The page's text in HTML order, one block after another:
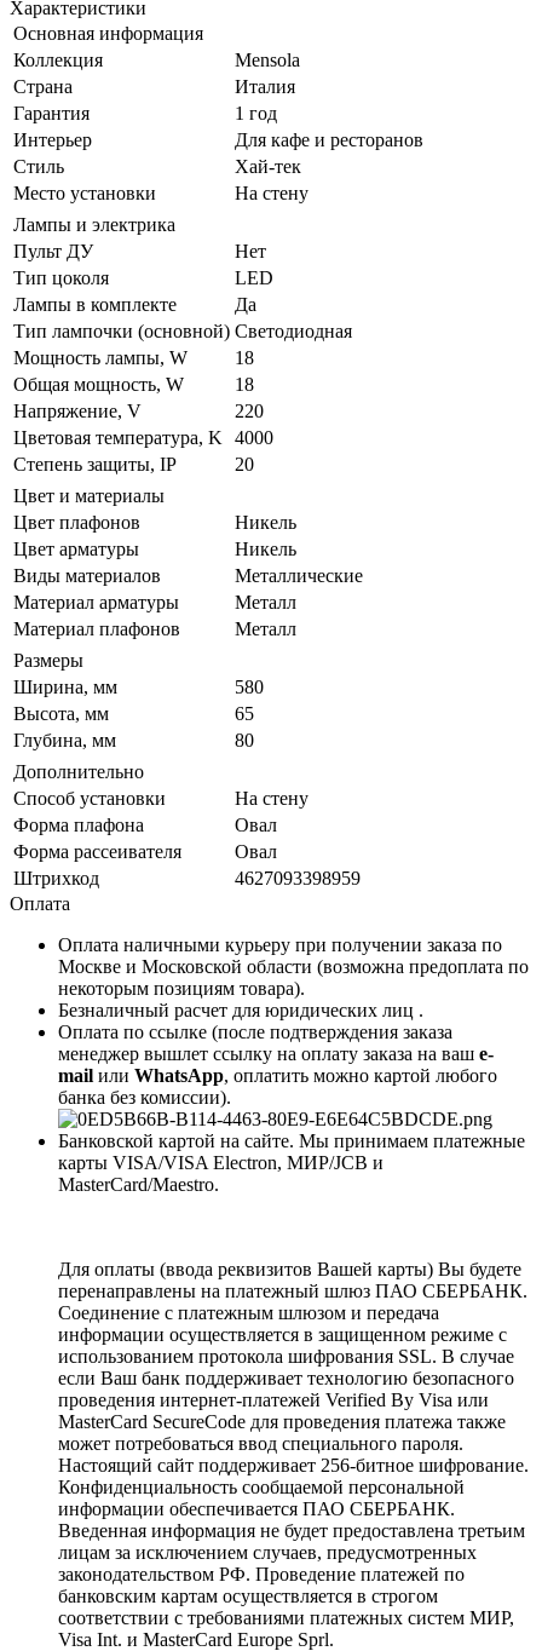
Характеристики
Основная информация
Коллекция
Mensola
Страна
Италия
Гарантия
1 год
Интерьер
Для кафе и ресторанов
Стиль
Хай-тек
Место установки
На стену
Лампы и электрика
Пульт ДУ
Нет
Тип цоколя
LED
Лампы в комплекте
Да
Тип лампочки (основной) Светодиодная
Мощность лампы, W
18
Общая мощность, W
18
Напряжение, V
220
Цветовая температура, K
4000
Степень защиты, IP
20
Цвет и материалы
Цвет плафонов
Никель
Цвет арматуры
Никель
Виды материалов
Металлические
Материал арматуры
Металл
Материал плафонов
Металл
Размеры
Ширина, мм
580
Высота, мм
65
Глубина, мм
80
Дополнительно
Способ установки
На стену
Форма плафона
Овал
Форма рассеивателя
Овал
Штрихкод
4627093398959
Оплата
Оплата наличными курьеру при получении заказа по
Москве и Московской области (возможна предоплата по
некоторым позициям товара).
Безналичный расчет для юридических лиц .
Оплата по ссылке (после подтверждения заказа
менеджер вышлет ссылку на оплату заказа на ваш e-
mail или WhatsApp, оплатить можно картой любого
банка без комиссии).
Банковской картой на сайте. Мы принимаем платежные
карты VISA/VISA Electron, МИР/JCB и
MasterCard/Maestro.
Для оплаты (ввода реквизитов Вашей карты) Вы будете
перенаправлены на платежный шлюз ПАО СБЕРБАНК.
Соединение с платежным шлюзом и передача
информации осуществляется в защищенном режиме с
использованием протокола шифрования SSL. В случае
если Ваш банк поддерживает технологию безопасного
проведения интернет-платежей Verified By Visa или
MasterCard SecureCode для проведения платежа также
может потребоваться ввод специального пароля.
Настоящий сайт поддерживает 256-битное шифрование.
Конфиденциальность сообщаемой персональной
информации обеспечивается ПАО СБЕРБАНК.
Введенная информация не будет предоставлена третьим
лицам за исключением случаев, предусмотренных
законодательством РФ. Проведение платежей по
банковским картам осуществляется в строгом
соответствии с требованиями платежных систем МИР,
Visa Int. и MasterCard Europe Sprl.